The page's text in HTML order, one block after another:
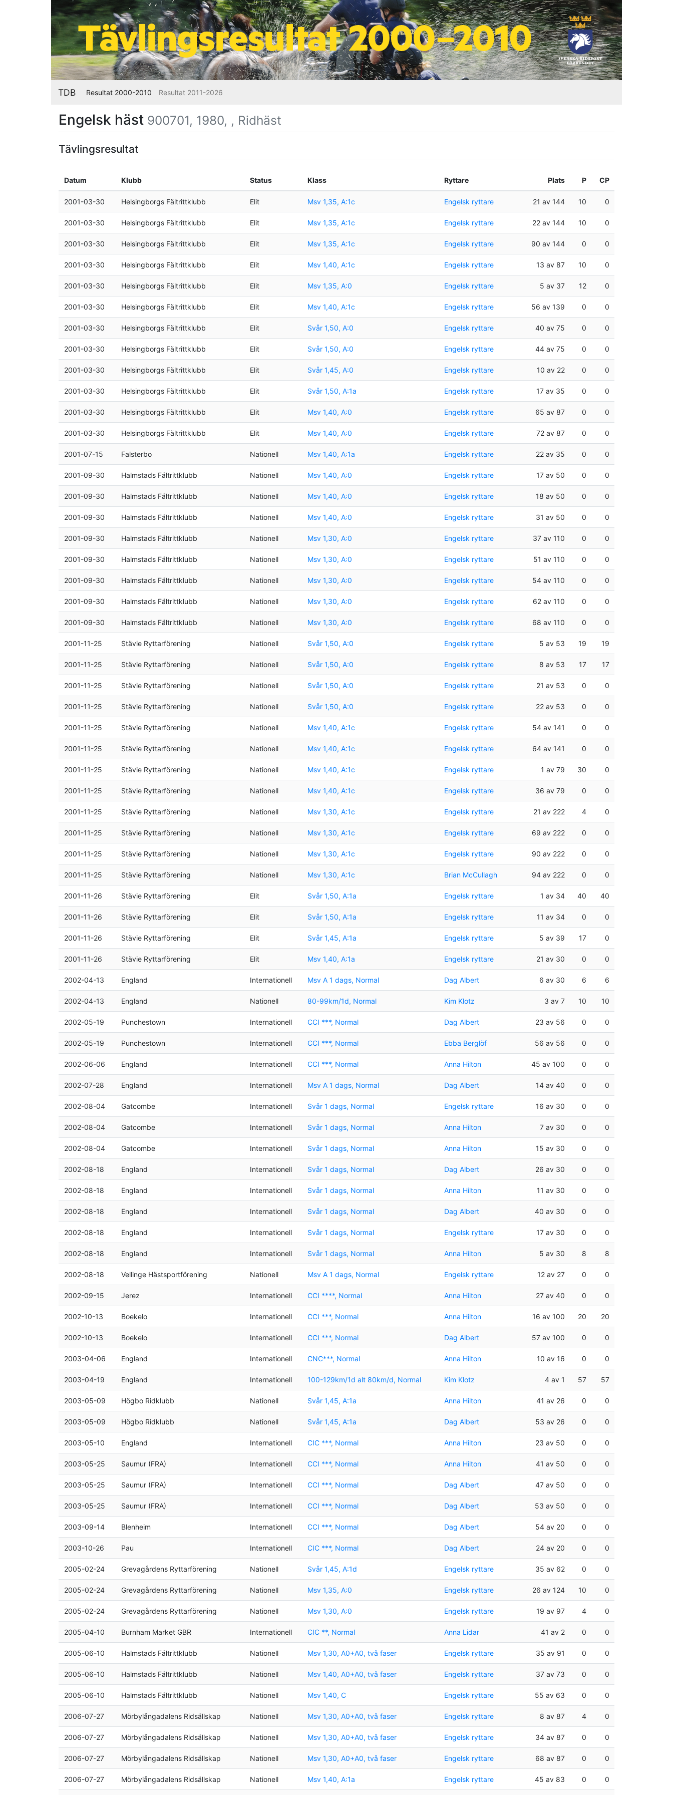
TDB Resultat 2000-2010 Resultat 2011-2026
Engelsk häst 900701, 1980, , Ridhäst
Tävlingsresultat
Datum Klubb Status Klass Ryttare Plats P CP
2001-03-30 Helsingborgs Fältrittklubb Elit Msv 1,35, A:1c Engelsk ryttare 21 av 144 10 0
2001-03-30 Helsingborgs Fältrittklubb Elit Msv 1,35, A:1c Engelsk ryttare 22 av 144 10 0
2001-03-30 Helsingborgs Fältrittklubb Elit Msv 1,35, A:1c Engelsk ryttare 90 av 144 0 0
2001-03-30 Helsingborgs Fältrittklubb Elit Msv 1,40, A:1c Engelsk ryttare 13 av 87 10 0
2001-03-30 Helsingborgs Fältrittklubb Elit Msv 1,35, A:0 Engelsk ryttare 5 av 37 12 0
2001-03-30 Helsingborgs Fältrittklubb Elit Msv 1,40, A:1c Engelsk ryttare 56 av 139 0 0
2001-03-30 Helsingborgs Fältrittklubb Elit Svår 1,50, A:0 Engelsk ryttare 40 av 75 0 0
2001-03-30 Helsingborgs Fältrittklubb Elit Svår 1,50, A:0 Engelsk ryttare 44 av 75 0 0
2001-03-30 Helsingborgs Fältrittklubb Elit Svår 1,45, A:0 Engelsk ryttare 10 av 22 0 0
2001-03-30 Helsingborgs Fältrittklubb Elit Svår 1,50, A:1a Engelsk ryttare 17 av 35 0 0
2001-03-30 Helsingborgs Fältrittklubb Elit Msv 1,40, A:0 Engelsk ryttare 65 av 87 0 0
2001-03-30 Helsingborgs Fältrittklubb Elit Msv 1,40, A:0 Engelsk ryttare 72 av 87 0 0
2001-07-15 Falsterbo Nationell Msv 1,40, A:1a Engelsk ryttare 22 av 35 0 0
2001-09-30 Halmstads Fältrittklubb Nationell Msv 1,40, A:0 Engelsk ryttare 17 av 50 0 0
2001-09-30 Halmstads Fältrittklubb Nationell Msv 1,40, A:0 Engelsk ryttare 18 av 50 0 0
2001-09-30 Halmstads Fältrittklubb Nationell Msv 1,40, A:0 Engelsk ryttare 31 av 50 0 0
2001-09-30 Halmstads Fältrittklubb Nationell Msv 1,30, A:0 Engelsk ryttare 37 av 110 0 0
2001-09-30 Halmstads Fältrittklubb Nationell Msv 1,30, A:0 Engelsk ryttare 51 av 110 0 0
2001-09-30 Halmstads Fältrittklubb Nationell Msv 1,30, A:0 Engelsk ryttare 54 av 110 0 0
2001-09-30 Halmstads Fältrittklubb Nationell Msv 1,30, A:0 Engelsk ryttare 62 av 110 0 0
2001-09-30 Halmstads Fältrittklubb Nationell Msv 1,30, A:0 Engelsk ryttare 68 av 110 0 0
2001-11-25 Stävie Ryttarförening Nationell Svår 1,50, A:0 Engelsk ryttare 5 av 53 19 19
2001-11-25 Stävie Ryttarförening Nationell Svår 1,50, A:0 Engelsk ryttare 8 av 53 17 17
2001-11-25 Stävie Ryttarförening Nationell Svår 1,50, A:0 Engelsk ryttare 21 av 53 0 0
2001-11-25 Stävie Ryttarförening Nationell Svår 1,50, A:0 Engelsk ryttare 22 av 53 0 0
2001-11-25 Stävie Ryttarförening Nationell Msv 1,40, A:1c Engelsk ryttare 54 av 141 0 0
2001-11-25 Stävie Ryttarförening Nationell Msv 1,40, A:1c Engelsk ryttare 64 av 141 0 0
2001-11-25 Stävie Ryttarförening Nationell Msv 1,40, A:1c Engelsk ryttare 1 av 79 30 0
2001-11-25 Stävie Ryttarförening Nationell Msv 1,40, A:1c Engelsk ryttare 36 av 79 0 0
2001-11-25 Stävie Ryttarförening Nationell Msv 1,30, A:1c Engelsk ryttare 21 av 222 4 0
2001-11-25 Stävie Ryttarförening Nationell Msv 1,30, A:1c Engelsk ryttare 69 av 222 0 0
2001-11-25 Stävie Ryttarförening Nationell Msv 1,30, A:1c Engelsk ryttare 90 av 222 0 0
2001-11-25 Stävie Ryttarförening Nationell Msv 1,30, A:1c Brian McCullagh 94 av 222 0 0
2001-11-26 Stävie Ryttarförening Elit Svår 1,50, A:1a Engelsk ryttare 1 av 34 40 40
2001-11-26 Stävie Ryttarförening Elit Svår 1,50, A:1a Engelsk ryttare 11 av 34 0 0
2001-11-26 Stävie Ryttarförening Elit Svår 1,45, A:1a Engelsk ryttare 5 av 39 17 0
2001-11-26 Stävie Ryttarförening Elit Msv 1,40, A:1a Engelsk ryttare 21 av 30 0 0
2002-04-13 England Internationell Msv A 1 dags, Normal Dag Albert 6 av 30 6 6
2002-04-13 England Nationell 80-99km/1d, Normal Kim Klotz 3 av 7 10 10
2002-05-19 Punchestown Internationell CCI ***, Normal Dag Albert 23 av 56 0 0
2002-05-19 Punchestown Internationell CCI ***, Normal Ebba Berglöf 56 av 56 0 0
2002-06-06 England Internationell CCI ***, Normal Anna Hilton 45 av 100 0 0
2002-07-28 England Internationell Msv A 1 dags, Normal Dag Albert 14 av 40 0 0
2002-08-04 Gatcombe Internationell Svår 1 dags, Normal Engelsk ryttare 16 av 30 0 0
2002-08-04 Gatcombe Internationell Svår 1 dags, Normal Anna Hilton 7 av 30 0 0
2002-08-04 Gatcombe Internationell Svår 1 dags, Normal Anna Hilton 15 av 30 0 0
2002-08-18 England Internationell Svår 1 dags, Normal Dag Albert 26 av 30 0 0
2002-08-18 England Internationell Svår 1 dags, Normal Anna Hilton 11 av 30 0 0
2002-08-18 England Internationell Svår 1 dags, Normal Dag Albert 40 av 30 0 0
2002-08-18 England Internationell Svår 1 dags, Normal Engelsk ryttare 17 av 30 0 0
2002-08-18 England Internationell Svår 1 dags, Normal Anna Hilton 5 av 30 8 8
2002-08-18 Vellinge Hästsportförening Nationell Msv A 1 dags, Normal Engelsk ryttare 12 av 27 0 0
2002-09-15 Jerez Internationell CCI ****, Normal Anna Hilton 27 av 40 0 0
2002-10-13 Boekelo Internationell CCI ***, Normal Anna Hilton 16 av 100 20 20
2002-10-13 Boekelo Internationell CCI ***, Normal Dag Albert 57 av 100 0 0
2003-04-06 England Internationell CNC***, Normal Anna Hilton 10 av 16 0 0
2003-04-19 England Internationell 100-129km/1d alt 80km/d, Normal Kim Klotz 4 av 1 57 57
2003-05-09 Högbo Ridklubb Nationell Svår 1,45, A:1a Anna Hilton 41 av 26 0 0
2003-05-09 Högbo Ridklubb Nationell Svår 1,45, A:1a Dag Albert 53 av 26 0 0
2003-05-10 England Internationell CIC ***, Normal Anna Hilton 23 av 50 0 0
2003-05-25 Saumur (FRA) Internationell CCI ***, Normal Anna Hilton 41 av 50 0 0
2003-05-25 Saumur (FRA) Internationell CCI ***, Normal Dag Albert 47 av 50 0 0
2003-05-25 Saumur (FRA) Internationell CCI ***, Normal Dag Albert 53 av 50 0 0
2003-09-14 Blenheim Internationell CCI ***, Normal Dag Albert 54 av 20 0 0
2003-10-26 Pau Internationell CIC ***, Normal Dag Albert 24 av 20 0 0
2005-02-24 Grevagårdens Ryttarförening Nationell Svår 1,45, A:1d Engelsk ryttare 35 av 62 0 0
2005-02-24 Grevagårdens Ryttarförening Nationell Msv 1,35, A:0 Engelsk ryttare 26 av 124 10 0
2005-02-24 Grevagårdens Ryttarförening Nationell Msv 1,30, A:0 Engelsk ryttare 19 av 97 4 0
2005-04-10 Burnham Market GBR Internationell CIC **, Normal Anna Lidar 41 av 2 0 0
2005-06-10 Halmstads Fältrittklubb Nationell Msv 1,30, A0+A0, två faser Engelsk ryttare 35 av 91 0 0
2005-06-10 Halmstads Fältrittklubb Nationell Msv 1,40, A0+A0, två faser Engelsk ryttare 37 av 73 0 0
2005-06-10 Halmstads Fältrittklubb Nationell Msv 1,40, C Engelsk ryttare 55 av 63 0 0
2006-07-27 Mörbylångadalens Ridsällskap Nationell Msv 1,30, A0+A0, två faser Engelsk ryttare 8 av 87 4 0
2006-07-27 Mörbylångadalens Ridsällskap Nationell Msv 1,30, A0+A0, två faser Engelsk ryttare 34 av 87 0 0
2006-07-27 Mörbylångadalens Ridsällskap Nationell Msv 1,30, A0+A0, två faser Engelsk ryttare 68 av 87 0 0
2006-07-27 Mörbylångadalens Ridsällskap Nationell Msv 1,40, A:1a Engelsk ryttare 45 av 83 0 0